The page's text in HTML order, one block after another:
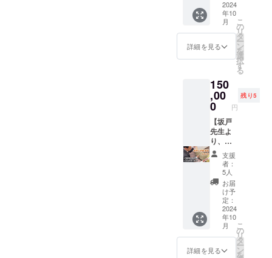
分県卓
球連盟
常任理
化部ス
タッフ
本卓球
協会 ナ
ショナ
ルチー
ムドク
ター ※
ご支援
を確認
後、準
備でき
次第
メール
にて動
画のリ
ンクを
お送り
しま
なお、
会話も
可能。
質問回
いま
す。 ※
へ支援
した方
の参加
も含み
ますの
で20人
以上参
加せれ
る可能
性がご
ざいま
す。 ※
当日ご
参加が
できな
い方
アーカ
定技術
者」
「研修
生」
「イン
以外は
参加が
許され
ていな
い、坂
戸先生
と交流
ができ
る貴重
な場で
す。 ※
懇親会
の会場
は、一
般的な
居酒屋
で行い
ます。
なたの
地域や
あなた
の団体
に役立
手し、
宣伝に
生かす
ことが
できま
す。 ご
協力者
には、
日本健
康機構
のHPに
氏名を
記載
（希望
者）い
たしま
す。 ・
掲載期
消法の
普及や
研究の
アイデ
アを集
活躍い
ただけ
ます。
緩消法
本部と
直接の
やり取
りがで
きるた
め、あ
なたの
地域や
あなた
の団体
に役立
つ情報
をいち
早く入
生よ
り、単
独で緩
消法施
術＋緩
消法技
術指導
る事が
できま
す。 東
京都と
大阪府
の2カ所
の会場
で実施
しま
す。 通
常、坂
戸先生
の単独
施術
は、個
別の場
合は30
分
2024
年10
月
詳細を見る
こ
の
リ
タ
ー
ン
を
選
択
す
る
150
,00
0 円
残り5
【坂戸
先生よ
り、緩
消法施
術＋技
術指導
120分】
1年以内
坂戸先
生よ
り、単
独で緩
消法施
術＋緩
支援
者：
5人
お届
け予
定：
2024
年10
月
詳細を見る
こ
の
リ
タ
ー
ン
を